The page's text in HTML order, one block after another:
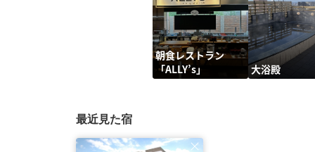
朝食レストラン
「ALLY’s」
大浴殿
最近見た宿